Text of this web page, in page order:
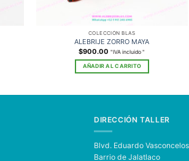
COLECCIÓN BLAS
ALEBRIJE ZORRO MAYA
$900.00 "IVA incluido "
AÑADIR AL CARRITO
DIRECCIÓN TALLER
Blvd. Eduardo
Barrio de Jalatlaco